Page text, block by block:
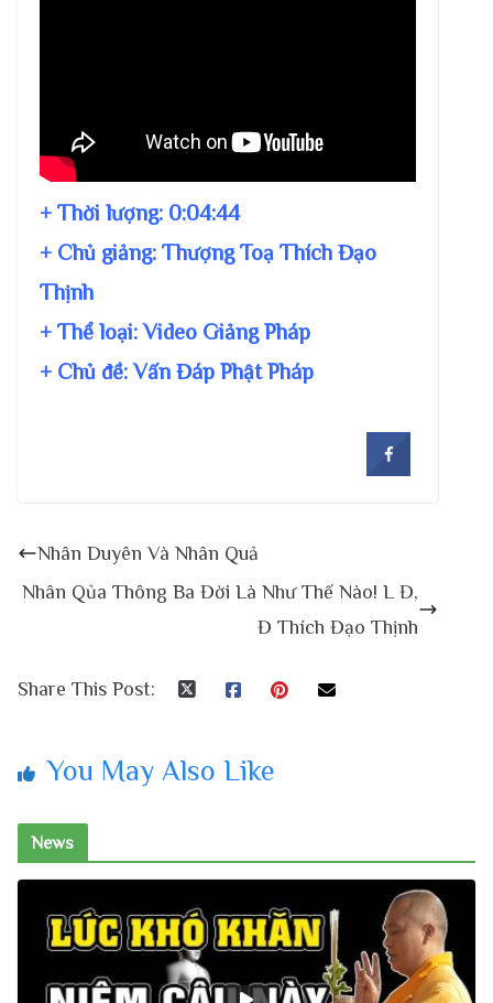
+ Thời lượng: 0:04:44
+ Chủ giảng: Thượng Toạ Thích Đạo
Thịnh
+ Thể loại: Video Giảng Pháp
+ Chủ đề:Vấn Đáp Phật Pháp
Nhân Duyên Và Nhân Quả
Nhân Qủa Thông Ba Đời Là Như Thế Nào! L Đ,
Đ Thích Đạo Thịnh
Share This Post:
You May Also Like
News